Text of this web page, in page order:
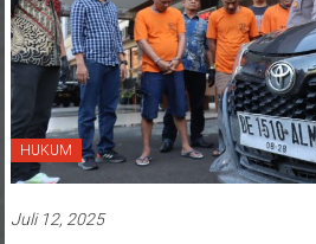
HUKUM
Juli 12, 2025